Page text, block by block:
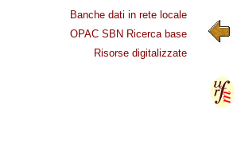
Banche dati in rete locale
OPAC SBN Ricerca base
Risorse digitalizzate